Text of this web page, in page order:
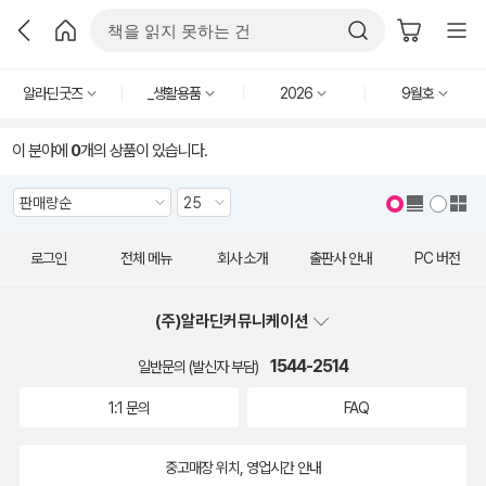
알라딘굿즈 _생활용품 2026 9월호
이 분야에 0개의 상품이 있습니다.
로그인 전체 메뉴 회사 소개 출판사 안내 PC 버전
(주)알라딘커뮤니케이션
일반문의 (발신자 부담) 1544-2514
1:1 문의 FAQ
중고매장 위치, 영업시간 안내